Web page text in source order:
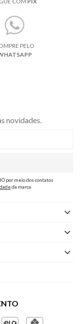
PELO
novidades.
por meio dos contatos
da marca.